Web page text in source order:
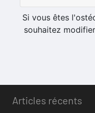
Si vous êtes
souhaitez
Articles récents